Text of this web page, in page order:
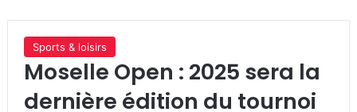
Sports & loisirs
Moselle Open : 2025 sera la
dernière édition du tournoi